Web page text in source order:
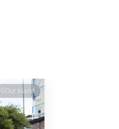
©Our Island